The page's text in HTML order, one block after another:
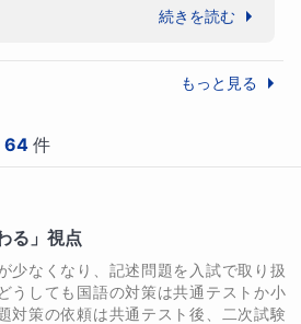
して「書く力」に不安をお持ち
ない」
生の皆さん、こんにちは。現
して25年以上言葉を扱ってき
す。
一志望には届かなかったかもしれま
人生に必ずつながると思います。
力できたことをうれしく思います
にありがとうございました！
い。ずっと応援しています。
続きを読む
もっと見る
64 件
る」視点
少なくなり、記述問題を入試で取り扱
うしても国語の対策は共通テストか小
対策の依頼は共通テスト後、二次試験